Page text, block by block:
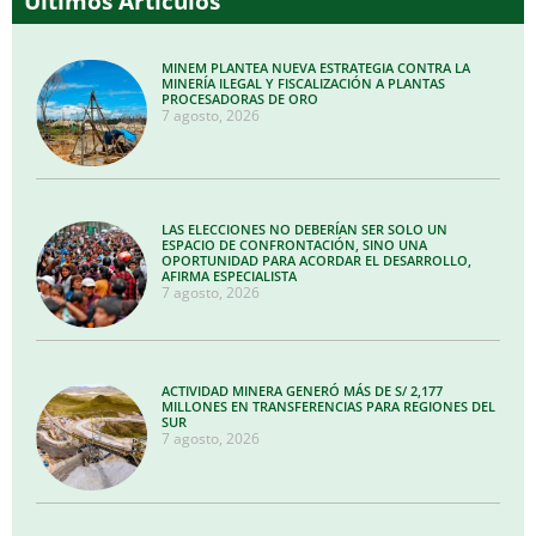
MINEM PLANTEA NUEVA ESTRATEGIA CONTRA LA
MINERÍA ILEGAL Y FISCALIZACIÓN A PLANTAS
PROCESADORAS DE ORO
7 agosto, 2026
LAS ELECCIONES NO DEBERÍAN SER SOLO UN
ESPACIO DE CONFRONTACIÓN, SINO UNA
OPORTUNIDAD PARA ACORDAR EL DESARROLLO,
AFIRMA ESPECIALISTA
7 agosto, 2026
ACTIVIDAD MINERA GENERÓ MÁS DE S/ 2,177
MILLONES EN TRANSFERENCIAS PARA REGIONES DEL
SUR
7 agosto, 2026